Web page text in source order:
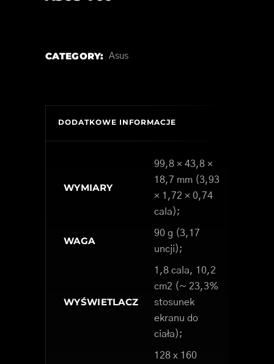
CATEGORY: Asus
DODATKOWE INFORMACJE
WYMIARY
99,8 × 43,8 ×
18,7 mm (3,93
× 1,72 × 0,74
cala);
WAGA
90 g (3,17
uncji);
WYŚWIETLACZ
1,8 cala, 10,2
cm2 (~ 23,3%
stosunek
ekranu do
ciała);
128 x 160